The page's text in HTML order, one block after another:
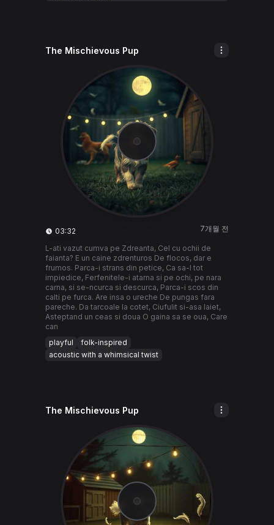
The Mischievous Pup
03:32 7개월 전
L-ati vazut cumva pe Zdreanta, Cel cu ochii de
faianta? E un caine zdrenturos De flocos, dar e
frumos. Parca-i strans din petice, Ca sa-l tot
impiedice, Ferfenitele-i atarna si pe ochi, pe nara
carna, si se-ncurca si descurca, Parca-i scos din
calti pe furca. Are insa o ureche De pungas fara
pareche. Da tarcoale la cotet, Ciufulit si-asa laiet,
Asteptand un ceas si doua O gaina sa se oua, Care
can
playful
folk-inspired
acoustic with a whimsical twist
The Mischievous Pup